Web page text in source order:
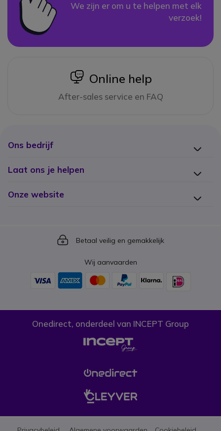
We zijn er om u te helpen met elk
verzoek!
icon
Online help
After-sales service en FAQ
Ons bedrijf
Laat ons je helpen
Onze website
Icon
Betaal veilig en gemakkelijk
Wij aanvaarden
Onedirect, onderdeel van INCEPT Group